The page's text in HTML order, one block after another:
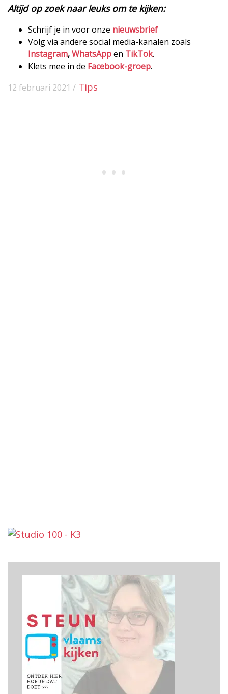
Altijd op zoek naar leuks om te kijken:
Schrijf je in voor onze nieuwsbrief
Volg via andere social media-kanalen zoals
Instagram,WhatsAppen TikTok.
Klets mee in de Facebook-groep.
12 februari 2021 / Tips